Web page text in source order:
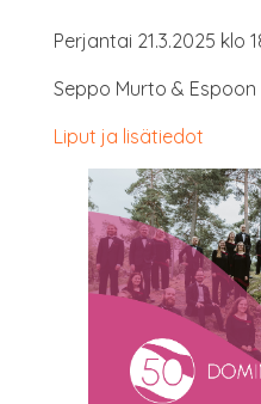
Per­jan­tai 21.3.2025 klo
Sep­po Mur­to &
Liput ja lisätiedot